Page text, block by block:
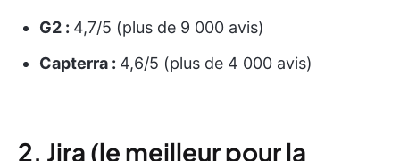
G2 : 4,7/5 (plus de 9 000 avis)
Capterra : 4,6/5 (plus de 4 000 avis)
2. Jira (le meilleur pour la